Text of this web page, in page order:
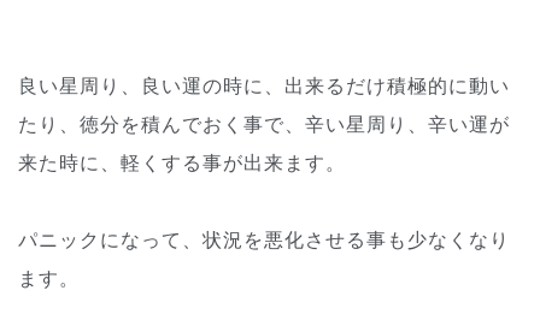
良い星周り、良い運の時に、出来るだけ積極的に動い
たり、徳分を積んでおく事で、辛い星周り、辛い運が
来た時に、軽くする事が出来ます。
パニックになって、状況を悪化させる事も少なくなり
ます。